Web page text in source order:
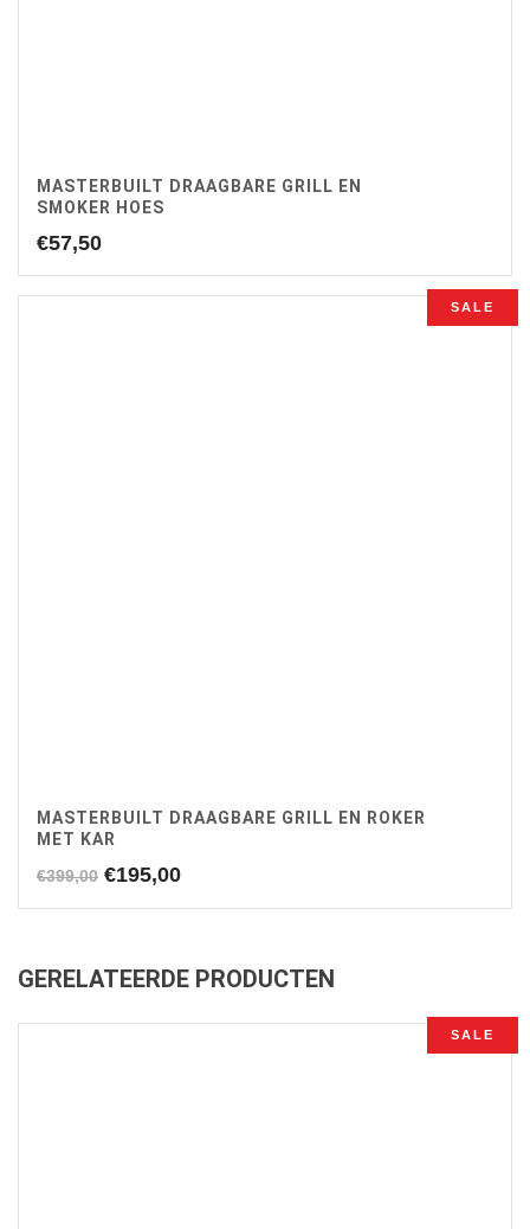
MASTERBUILT DRAAGBARE GRILL EN
SMOKER HOES
€57,50
SALE
MASTERBUILT DRAAGBARE GRILL EN ROKER
MET KAR
€399,00 Oorspronkelijke
€195,00Huidige
GERELATEERDE PRODUCTEN
SALE